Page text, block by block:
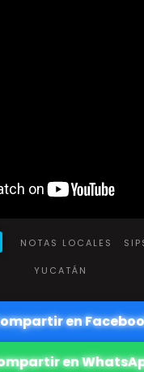
NOTAS LOCALES
YUCATÁN
en
en